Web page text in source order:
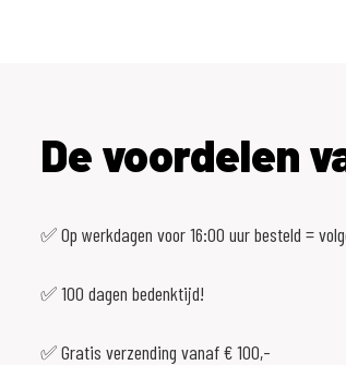
De voordelen
✅ Op werkdagen voor 16:00 uur besteld =
✅ 100 dagen bedenktijd!
✅ Gratis verzending vanaf € 100,-